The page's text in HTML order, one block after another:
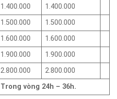
1.400.000
1.400.000
1.500.000
1.500.000
1.600.000
1.600.000
1.900.000
1.900.000
2.800.000
2.800.000
Trong vòng 24h – 36h.